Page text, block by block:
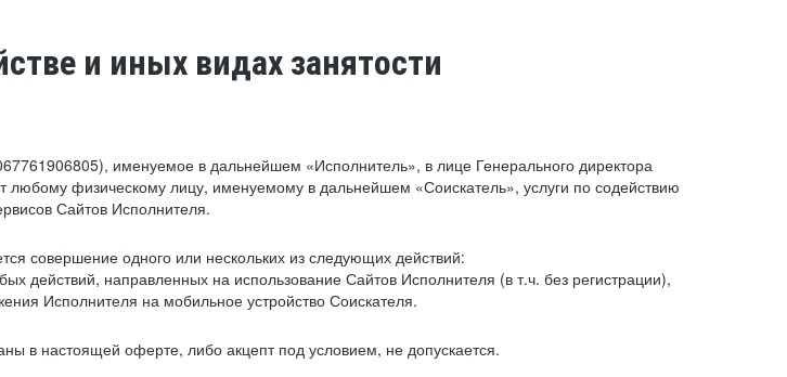
и иных видах занятости
именуемое в дальнейшем «Исполнитель», в лице Генерального директора
физическому лицу, именуемому в дальнейшем «Соискатель», услуги по содействию
Сайтов Исполнителя.
совершение одного или нескольких из следующих действий:
действий, направленных на использование Сайтов Исполнителя (в т.ч. без регистрации),
Исполнителя на мобильное устройство Соискателя.
в настоящей оферте, либо акцепт под условием, не допускается.